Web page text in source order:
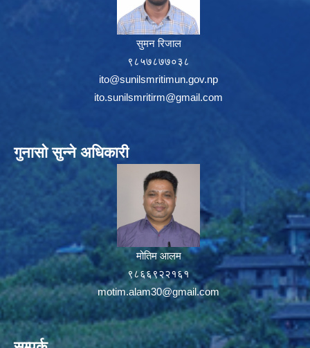
सुमन रिजाल
९८५७८७७०३८
ito@sunilsmritimun.gov.np
ito.sunilsmritirm@gmail.com
गुनासो सुन्ने अधिकारी
मोतिम आलम
९८६६९२२१६१
motim.alam30@gmail.com